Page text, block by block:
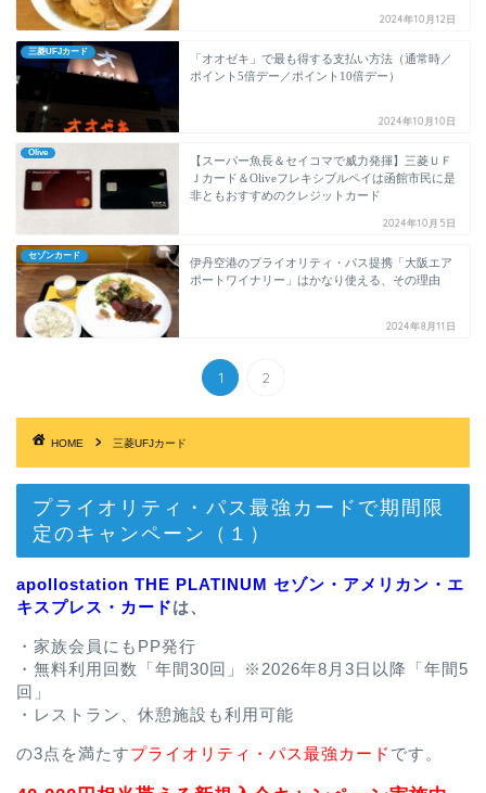
2024年10月12日
三菱UFJカード
「オオゼキ」で最も得する支払い方法（通常時／
ポイント5倍デー／ポイント10倍デー）
2024年10月10日
Olive
【スーパー魚長＆セイコマで威力発揮】三菱ＵＦ
Ｊカード＆Oliveフレキシブルペイは函館市民に是
非ともおすすめのクレジットカード
2024年10月5日
セゾンカード
伊丹空港のプライオリティ・パス提携「大阪エア
ポートワイナリー」はかなり使える、その理由
2024年8月11日
1 2
HOME 三菱UFJカード
プライオリティ・パス最強カードで期間限
定のキャンペーン（１）
apollostation THE PLATINUM セゾン・アメリカン・エ
キスプレス・カードは、
・家族会員にもPP発行
・無料利用回数「年間30回」※2026年8月3日以降「年間5
回」
・レストラン、休憩施設も利用可能
の3点を満たすプライオリティ・パス最強カード です。